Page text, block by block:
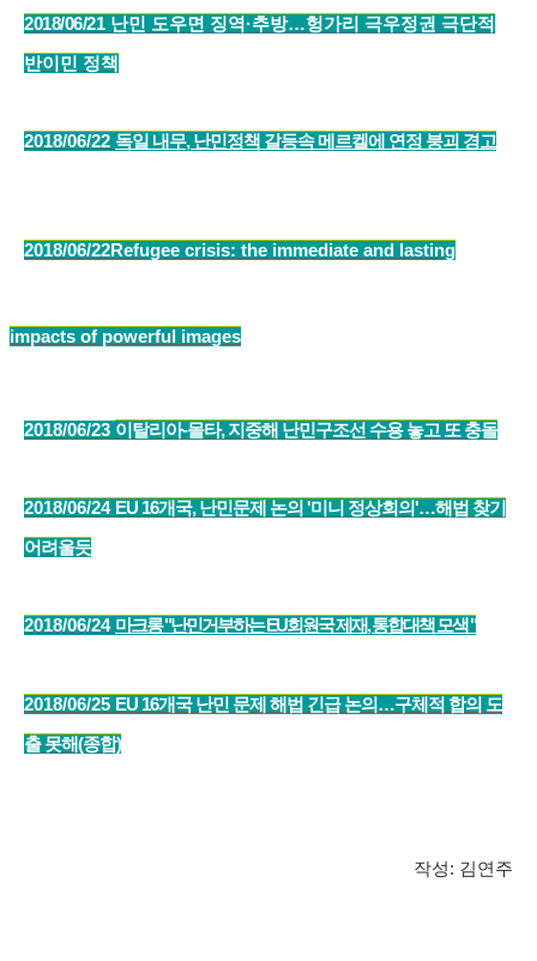
2018/06/21 난민 도우면 징역·추방…헝가리 극우정권 극단적
반이민 정책
2018/06/22 독일 내무, 난민정책 갈등속 메르켈에 연정 붕괴 경고
2018/06/22Refugee crisis: the immediate and lasting
impacts of powerful images
2018/06/23 이탈리아-몰타, 지중해 난민구조선 수용 놓고 또 충돌
2018/06/24 EU 16개국, 난민문제 논의 '미니 정상회의'…해법 찾기
어려울듯
2018/06/24 마크롱 "난민거부하는 EU회원국 제재, 통합대책 모색 "
2018/06/25 EU 16개국 난민 문제 해법 긴급 논의…구체적 합의 도
출 못해(종합)
작성: 김연주